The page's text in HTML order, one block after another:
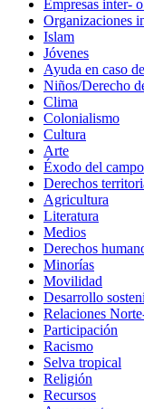
Empresas inter-
Organizaciones
Islam
Jóvenes
Ayuda en caso
Niños/Derecho
Clima
Colonialismo
Cultura
Arte
Éxodo del
Derechos
Agricultura
Literatura
Medios
Derechos
Minorías
Movilidad
Desarrollo
Relaciones
Participación
Racismo
Selva tropical
Religión
Recursos